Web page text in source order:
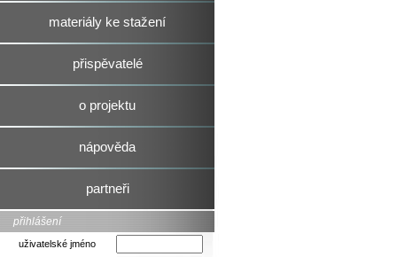
materiály ke stažení
přispěvatelé
o projektu
nápověda
partneři
přihlášení
uživatelské jméno